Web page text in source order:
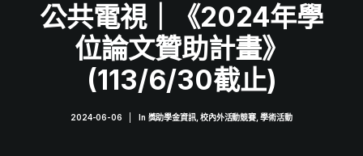
公共電視｜《2024年學
位論文贊助計畫》
(113/6/30截止)
2024-06-06 In 獎助學金資訊,校內外活動競賽,學術活動